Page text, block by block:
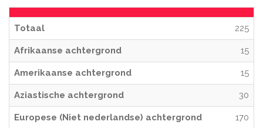
Totaal 225
Afrikaanse achtergrond 15
Amerikaanse achtergrond 15
Aziastische achtergrond 30
Europese (Niet nederlandse) achtergrond 170